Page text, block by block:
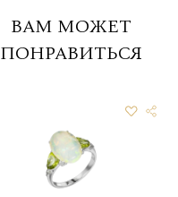
ВАМ МОЖЕТ
ПОНРАВИТЬСЯ